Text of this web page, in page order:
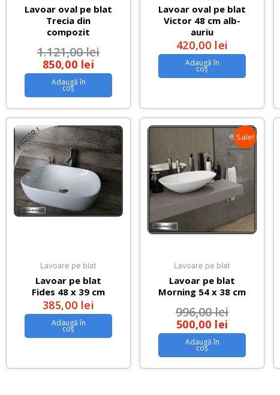
Lavoar oval pe blat
Trecia din
compozit
1.121,00lei
850,00 lei
Adaugă în
coș
Lavoar oval pe blat
Victor 48 cm alb-
auriu
420,00 lei
Adaugă în
coș
Lavoare pe blat
Lavoar pe blat
Fides 48 x 39 cm
385,00 lei
Adaugă în
coș
Sale!
Lavoare pe blat
Lavoar pe blat
Morning 54 x 38 cm
996,00lei
500,00 lei
Adaugă în
coș